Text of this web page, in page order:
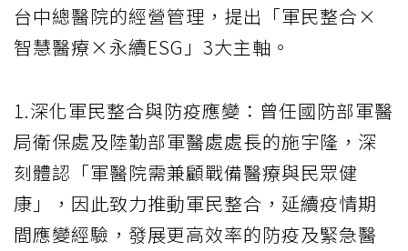
台中總醫院的經營管理，提出「軍民整合×
智慧醫療×永續ESG」3大主軸。
1.深化軍民整合與防疫應變：曾任國防部軍醫
局衛保處及陸勤部軍醫處處長的施宇隆，深
刻體認「軍醫院需兼顧戰備醫療與民眾健
康」，因此致力推動軍民整合，延續疫情期
間應變經驗，發展更高效率的防疫及緊急醫